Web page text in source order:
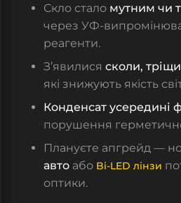
Скло стало мутним чи
через
реагенти.
З’явилися сколи,
які знижують якість
Конденсат усередині
порушення
Плануєте апгрейд —
авто або Bi‑LED лінзи
оптики.